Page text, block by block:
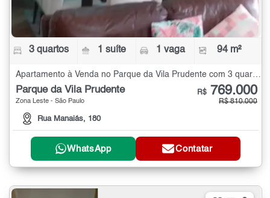
3 quartos 1 suíte 1 vaga 94 m²
Apartamento à Venda no Parque da Vila Prudente com 3 quartos - 94 m²
Parque da Vila Prudente
Zona Leste - São Paulo
Rua Manaiás, 180
R$ 769.000
R$ 810.000
WhatsApp Contatar